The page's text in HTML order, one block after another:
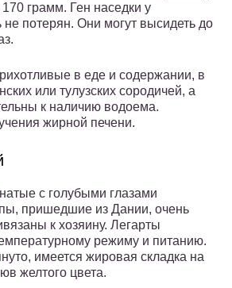
грамм. Ген наседки у
не потерян. Они могут высидеть до
в еде и содержании, в
или тулузских сородичей, а
к наличию водоема.
жирной печени.
с голубыми глазами
пришедшие из Дании, очень
к хозяину. Легарты
режиму и питанию.
имеется жировая складка на
желтого цвета.